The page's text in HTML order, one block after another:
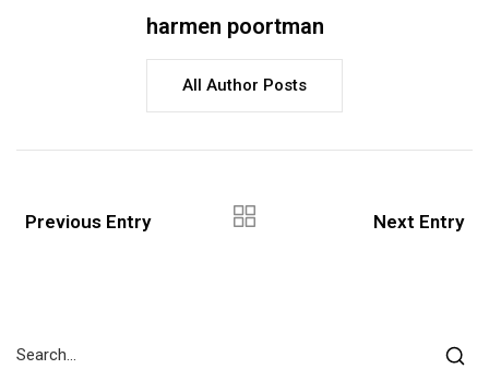
harmen poortman
All Author Posts
Previous Entry Next Entry